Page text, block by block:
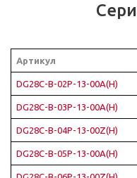
Артикул
DG28C-B-02P-13-00A(H)
DG28C-B-03P-13-00A(H)
DG28C-B-04P-13-00Z(H)
DG28C-B-05P-13-00A(H)